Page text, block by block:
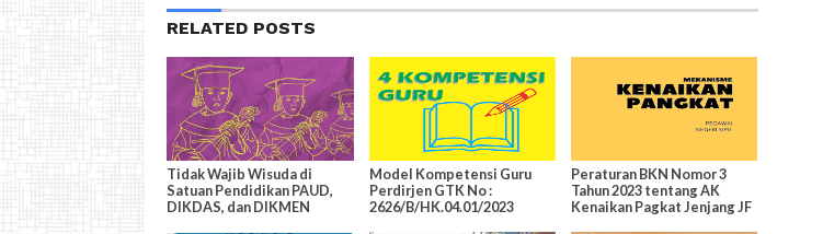
RELATED POSTS
Tidak Wajib Wisuda di
Satuan Pendidikan PAUD,
DIKDAS, dan DIKMEN
Model Kompetensi Guru
Perdirjen GTK No :
2626/B/HK.04.01/2023
Peraturan BKN Nomor 3
Tahun 2023 tentang AK
Kenaikan Pagkat Jenjang JF